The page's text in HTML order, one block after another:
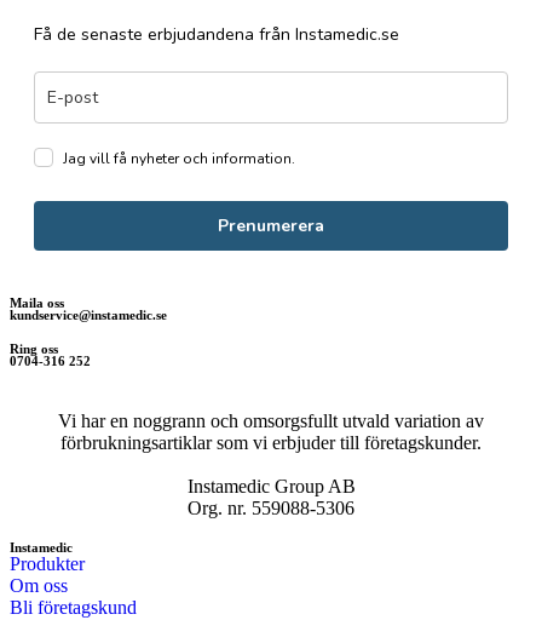
Få de senaste erbjudandena från Instamedic.se
Jag vill få nyheter och information.
Prenumerera
Maila oss
kundservice@instamedic.se
Ring oss
0704-316 252
Vi har en noggrann och omsorgsfullt utvald variation av
förbrukningsartiklar som vi erbjuder till företagskunder.
Instamedic Group AB
Org. nr. 559088-5306
Instamedic
Produkter
Om oss
Bli företagskund